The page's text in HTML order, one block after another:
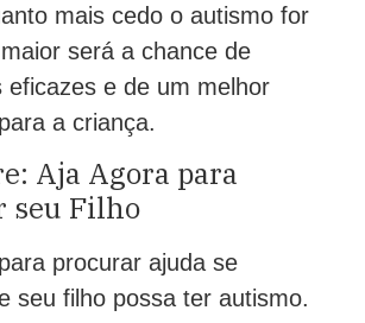
mais cedo o autismo for
será a chance de
eficazes e de um melhor
a criança.
Aja Agora para
seu Filho
procurar ajuda se
seu filho possa ter autismo.